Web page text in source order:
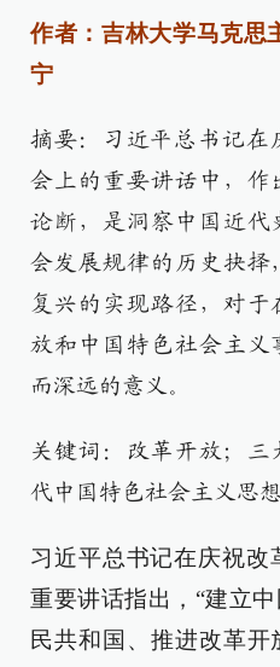
作者：吉林大学马克思
宁
摘要：习近平总书记在
会上的重要讲话中，
论断，是洞察中国近代
会发展规律的历史抉择
复兴的实现路径，对
放和中国特色社会主义
而深远的意义。
关键词：改革开放；
代中国特色社会主义思想
习近平总书记在庆祝改
重要讲话指出，“建立
民共和国、推进改革